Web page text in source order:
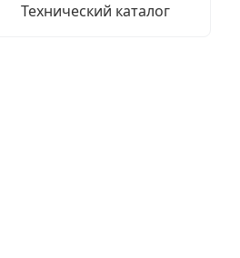
Технический каталог